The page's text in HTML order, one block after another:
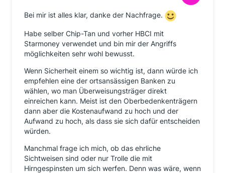
Bei mir ist alles klar, danke der Nachfrage.
Habe selber Chip-Tan und vorher HBCI mit
Starmoney verwendet und bin mir der Angriffs
möglichkeiten sehr wohl bewusst.
Wenn Sicherheit einem so wichtig ist, dann würde ich
empfehlen eine der ortsansässigen Banken zu
wählen, wo man Überweisungsträger direkt
einreichen kann. Meist ist den Oberbedenkenträgern
dann aber die Kostenaufwand zu hoch und der
Aufwand zu hoch, als dass sie sich dafür entscheiden
würden.
Manchmal frage ich mich, ob das ehrliche
Sichtweisen sind oder nur Trolle die mit
Hirngespinsten um sich werfen. Denn was wäre, wenn